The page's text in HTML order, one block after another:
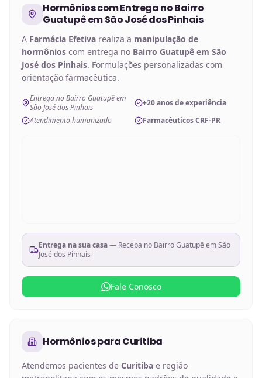
Hormônioscom Entrega noBairro
Guatupê em São José dos Pinhais
A Farmácia Efetiva realiza a manipulação de
hormônios com entrega no Bairro Guatupê em São
José dos Pinhais. Formulações personalizadas com
orientação farmacêutica.
Entrega no Bairro Guatupê em
São José dos Pinhais
+20 anos de experiência
Atendimento humanizado
Farmacêuticos CRF-PR
Entrega na sua casa— Receba no Bairro Guatupê em São
José dos Pinhais
Fale Conosco
HormôniosparaCuritiba
Atendemos pacientes de Curitiba e região